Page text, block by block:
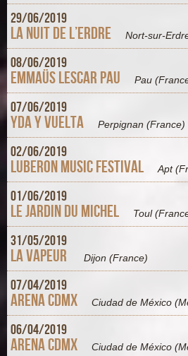
29/06/2019
La Nuit de l’Erdre Nort-sur-
08/06/2019
Emmaüs Lescar Pau Pau
07/06/2019
Yda Y Vuelta Perpignan (France)
02/06/2019
Luberon Music Festival Apt
01/06/2019
Le jardin du Michel Toul
31/05/2019
La Vapeur Dijon (France)
07/04/2019
Arena CDMX Ciudad de México
06/04/2019
Arena CDMX Ciudad de México